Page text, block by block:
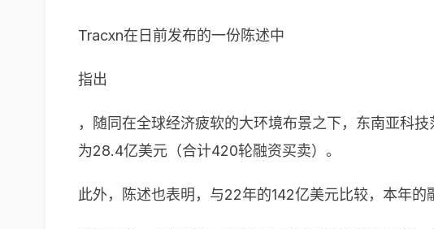
Tracxn在日前发布的一份陈述中
指出
，随同在全球经济疲软的大环境布景之下，东南亚科
为28.4亿美元（合计420轮融资买卖）。
此外，陈述也表明，与22年的142亿美元比较，本年的